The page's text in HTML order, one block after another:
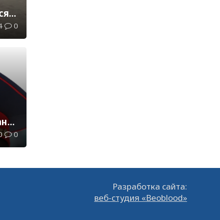
0
0
Разработка сайта:
веб-студия «Beoblood»